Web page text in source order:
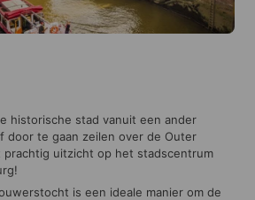
historische stad vanuit een ander
door te gaan zeilen over de Outer
prachtig uitzicht op het stadscentrum
is een ideale manier om de